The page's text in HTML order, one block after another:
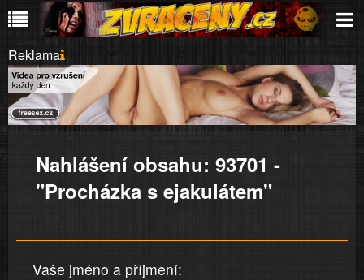
Reklama
Nahlášení obsahu: 93701 -
"Procházka s ejakulátem"
Vaše jméno a příjmení: